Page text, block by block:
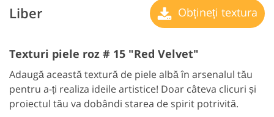
Liber Obțineți textura
Texturi piele roz # 15 "Red Velvet"
Adaugă această textură de piele albă în arsenalul tău
pentru a-ți realiza ideile artistice! Doar câteva clicuri și
proiectul tău va dobândi starea de spirit potrivită.